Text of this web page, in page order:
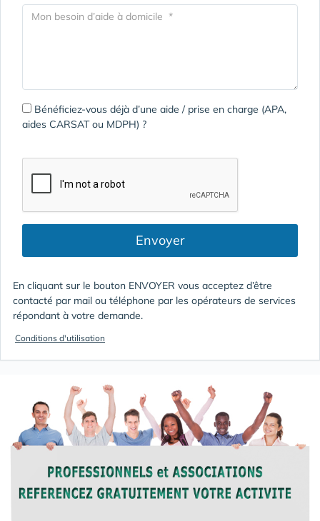
Bénéficiez-vous déjà d’une aide / prise en charge (APA,
aides CARSAT ou MDPH) ?
Envoyer
En cliquant sur le bouton ENVOYER vous acceptez d’être
contacté par mail ou téléphone par les opérateurs de services
répondant à votre demande.
Conditions d'utilisation